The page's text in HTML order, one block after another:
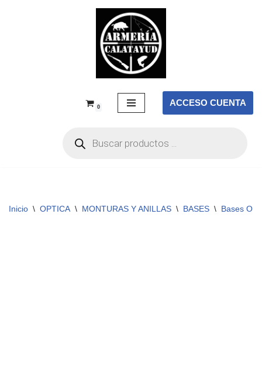
0 ACCESO CUENTA
Inicio \ OPTICA \ MONTURAS Y ANILLAS \ BASES \ Bases